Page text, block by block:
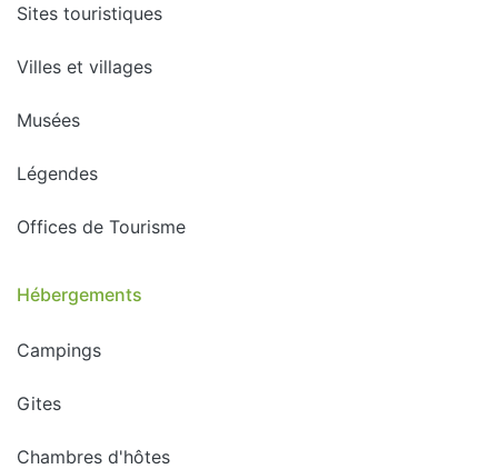
Sites touristiques
Villes et villages
Musées
Légendes
Offices de Tourisme
Hébergements
Campings
Gites
Chambres d'hôtes